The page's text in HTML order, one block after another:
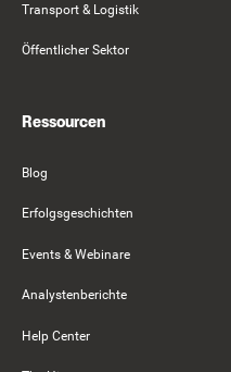
Transport & Logistik
Öffentlicher Sektor
Ressourcen
Blog
Erfolgsgeschichten
Events & Webinare
Analystenberichte
Help Center